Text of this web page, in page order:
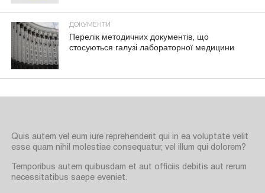
ДОКУМЕНТИ
Перелік методичних документів, що
стосуються галузі лабораторної медицини
Quis autem vel eum iure reprehenderit qui in ea voluptate velit
esse quam nihil molestiae consequatur, vel illum qui dolorem?
Temporibus autem quibusdam et aut officiis debitis aut rerum
necessitatibus saepe eveniet.